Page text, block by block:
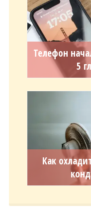
Телефон
5
Как